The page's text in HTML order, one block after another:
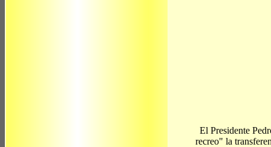
El Presidente
recreo" la